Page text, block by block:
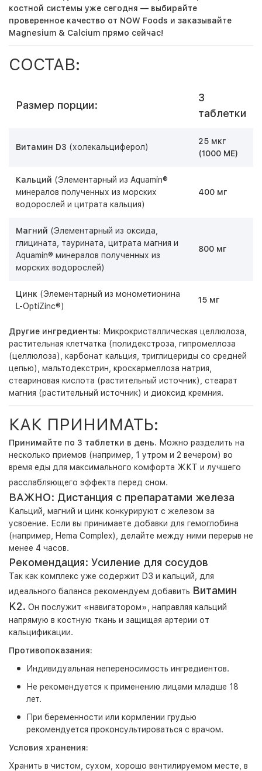
костной системы уже сегодня — выбирайте
проверенное качество от NOW Foods и заказывайте
Magnesium & Calcium прямо сейчас!
СОСТАВ:
Размер порции:
3
таблетки
Витамин D3 (холекальциферол)
25 мкг
(1000 МЕ)
Кальций (Элементарный из Aquamin®
минералов полученных из морских
водорослей и цитрата кальция)
400 мг
Магний (Элементарный из оксида,
глицината, таурината, цитрата магния и
Aquamin® минералов полученных из
морских водорослей)
800 мг
Цинк (Элементарный из монометионина
L-OptiZinc®)
15 мг
Другие ингредиенты: Микрокристаллическая целлюлоза,
растительная клетчатка (полидекстроза, гипромеллоза
(целлюлоза), карбонат кальция, триглицериды со средней
цепью), мальтодекстрин, кроскармеллоза натрия,
стеариновая кислота (растительный источник), стеарат
магния (растительный источник) и диоксид кремния.
КАК ПРИНИМАТЬ:
Принимайте по 3 таблетки в день. Можно разделить на
несколько приемов (например, 1 утром и 2 вечером) во
время еды для максимального комфорта ЖКТ и лучшего
расслабляющего эффекта перед сном.
ВАЖНО: Дистанция с препаратами железа
Кальций, магний и цинк конкурируют с железом за
усвоение. Если вы принимаете добавки для гемоглобина
(например, Hema Complex), делайте между ними перерыв не
менее 4 часов.
Рекомендация: Усиление для сосудов
Так как комплекс уже содержит D3 и кальций, для
идеального баланса рекомендуем добавить Витамин
K2. Он послужит «навигатором», направляя кальций
напрямую в костную ткань и защищая артерии от
кальцификации.
Противопоказания:
Индивидуальная непереносимость ингредиентов.
Не рекомендуется к применению лицами младше 18
лет.
При беременности или кормлении грудью
рекомендуется проконсультироваться с врачом.
Условия хранения:
Хранить в чистом, сухом, хорошо вентилируемом месте, в